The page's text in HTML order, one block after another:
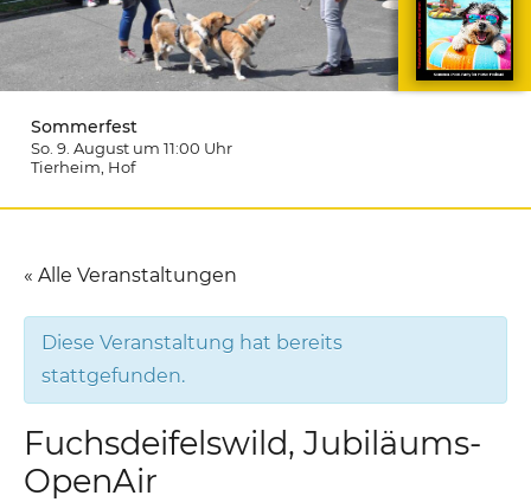
Sommerfest
So. 9. August um 11:00 Uhr
Tierheim , Hof
« Alle Veranstaltungen
Diese Veranstaltung hat bereits
stattgefunden.
Fuchsdeifelswild, Jubiläums-
OpenAir